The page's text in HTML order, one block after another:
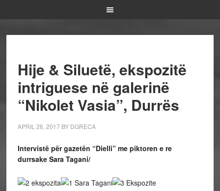
Hije & Siluetë, ekspozitë
intriguese në galerinë
“Nikolet Vasia”, Durrës
APRIL 26, 2017BY DGRECA
Intervistë për gazetën “Dielli” me piktoren e re
durrsake Sara Tagani/